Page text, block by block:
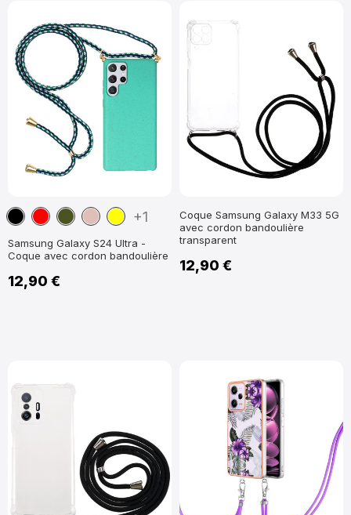
NoirRouge
VertOr Jaune
+1
Samsung Galaxy S24 Ultra -
Coque avec cordon bandoulière
12,90 €
Coque Samsung Galaxy M33 5G
avec cordon bandoulière
transparent
12,90 €